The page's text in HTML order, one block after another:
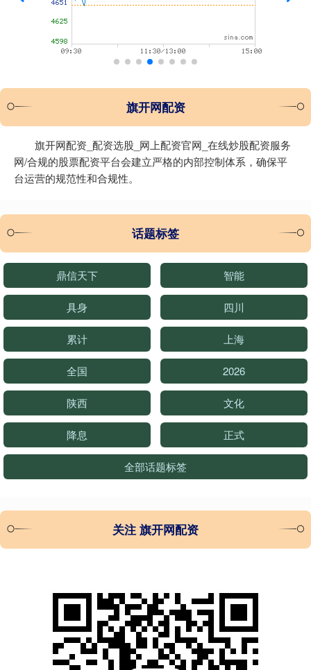
旗开网配资
旗开网配资_配资选股_网上配资官网_在线炒股配资服务
网/合规的股票配资平台会建立严格的内部控制体系，确保平
台运营的规范性和合规性。
话题标签
鼎信天下 智能
具身 四川
累计 上海
全国 2026
陕西 文化
降息 正式
全部话题标签
关注 旗开网配资